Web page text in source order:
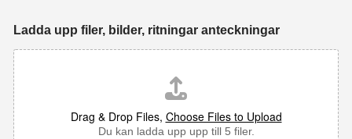
Ladda upp filer, bilder, ritningar anteckningar
Drag & Drop Files, Choose Files to Upload
Du kan ladda upp upp till 5 filer.